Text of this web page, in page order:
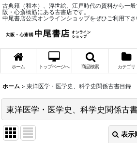
古典籍（和本）、浮世絵、江戸時代の資料から一
阪・心斎橋筋にある古書店です。
中尾書店公式オンラインショップをぜひご利用下さ
ホーム トップページへ 商品検索 カテゴリ
ホーム > 東洋医学・医学史、科学史関係古書目録
東洋医学・医学史、科学史関係古
表示